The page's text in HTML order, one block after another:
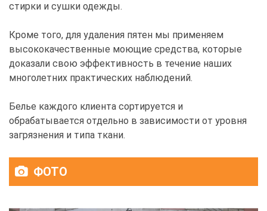
стирки и сушки одежды.
Кроме того, для удаления пятен мы применяем
высококачественные моющие средства, которые
доказали свою эффективность в течение наших
многолетних практических наблюдений.
Белье каждого клиента сортируется и
обрабатывается отдельно в зависимости от уровня
загрязнения и типа ткани.
ФОТО